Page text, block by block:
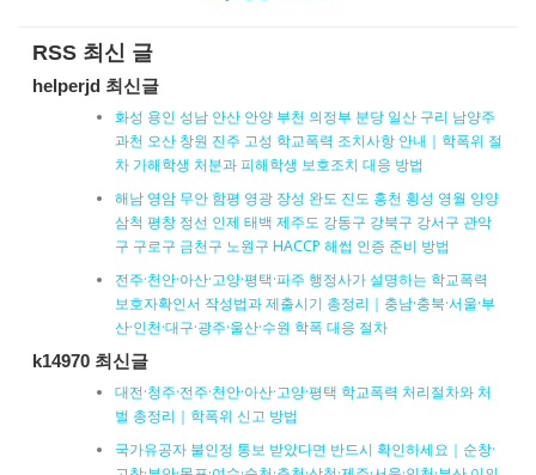
RSS 최신 글
helperjd 최신글
화성 용인 성남 안산 안양 부천 의정부 분당 일산 구리 남양주
과천 오산 창원 진주 고성 학교폭력 조치사항 안내｜학폭위 절
차 가해학생 처분과 피해학생 보호조치 대응 방법
해남 영암 무안 함평 영광 장성 완도 진도 홍천 횡성 영월 양양
삼척 평창 정선 인제 태백 제주도 강동구 강북구 강서구 관악
구 구로구 금천구 노원구 HACCP 해썹 인증 준비 방법
전주·천안·아산·고양·평택·파주 행정사가 설명하는 학교폭력
보호자확인서 작성법과 제출시기 총정리｜충남·충북·서울·부
산·인천·대구·광주·울산·수원 학폭 대응 절차
k14970 최신글
대전·청주·전주·천안·아산·고양·평택 학교폭력 처리절차와 처
벌 총정리｜학폭위 신고 방법
국가유공자 불인정 통보 받았다면 반드시 확인하세요｜순창·